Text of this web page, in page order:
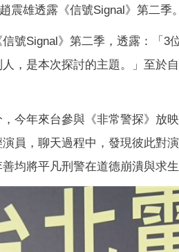
震雄透露《信號Signal》第二季
號Signal》第二季，透露：「
，是本次探討的主題。」至於
今年來台參與《非常警探》放
員，聊天過程中，發現彼此對
均將平凡刑警在道德崩潰與求